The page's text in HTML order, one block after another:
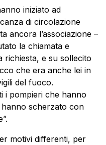
iniziato ad
di circolazione
ancora l’associazione –
la chiamata e
richiesta, e su sollecito
che era anche lei in
del fuoco.
i pompieri che hanno
scherzato con
motivi differenti, per